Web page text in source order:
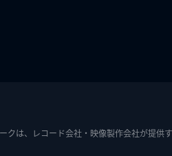
クは、レコード会社・映像製作会社が提供